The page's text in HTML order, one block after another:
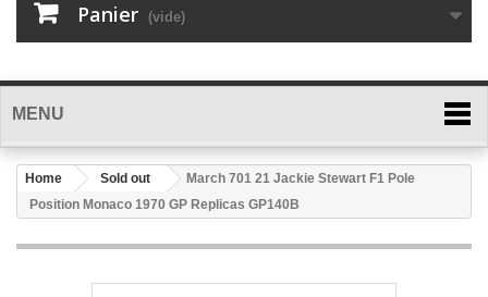
Panier (vide)
MENU
Home Sold out
March 701 21 Jackie Stewart F1 Pole
Position Monaco 1970 GP Replicas GP140B